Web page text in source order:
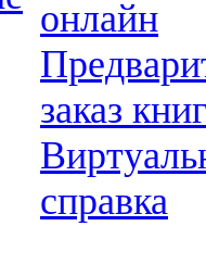
онлайн
заказ
справка